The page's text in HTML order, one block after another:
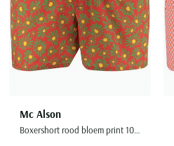
Mc Alson
Boxershort rood bloem print 100% katoen